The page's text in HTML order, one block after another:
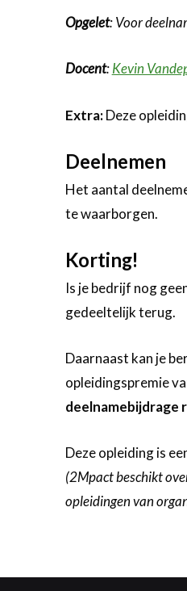
Opgelet: Voor
Docent:Kevin
Extra:Deze
Deelnemen
Het aantal
te waarborgen.
Korting!
Is je bedrijf nog
gedeeltelijk terug.
Daarnaast kan je
opleidingspremie
deelnamebijdrage
Deze opleiding is
(2Mpact beschikt
opleidingen van